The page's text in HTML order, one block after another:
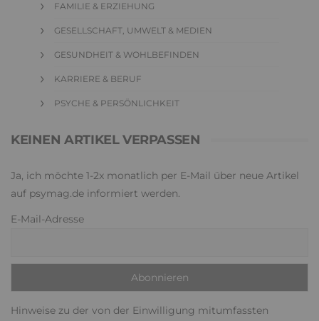
FAMILIE & ERZIEHUNG
GESELLSCHAFT, UMWELT & MEDIEN
GESUNDHEIT & WOHLBEFINDEN
KARRIERE & BERUF
PSYCHE & PERSÖNLICHKEIT
KEINEN ARTIKEL VERPASSEN
Ja, ich möchte 1-2x monatlich per E-Mail über neue Artikel
auf psymag.de informiert werden.
E-Mail-Adresse
Hinweise zu der von der Einwilligung mitumfassten